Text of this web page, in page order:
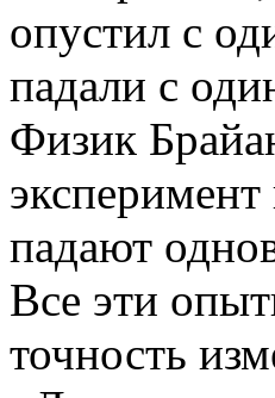
опустил с
падали с
Физик
падают
Все эти
точность